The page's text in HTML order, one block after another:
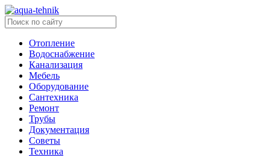
Отопление
Водоснабжение
Канализация
Мебель
Оборудование
Сантехника
Ремонт
Трубы
Документация
Советы
Техника